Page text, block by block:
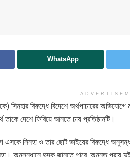
WhatsApp
সিনহার বিরুদ্ধে বিদেশে অর্থপাচারের
দেশে ফিরিয়ে আনতে চায় প্রতিষ্ঠানটি।
এসকে সিনহা ও তার ছোট ভাইয়ের বিরুদ্ধে
অনুসন্ধানে দুদক জানতে পারে, অনন্ত প্রায়